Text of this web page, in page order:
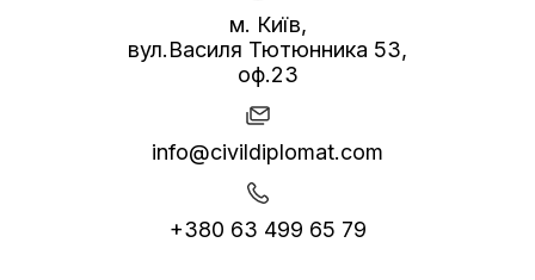
м. Київ,
вул.Василя Тютюнника 53,
оф.23
info@civildiplomat.com
+380 63 499 65 79